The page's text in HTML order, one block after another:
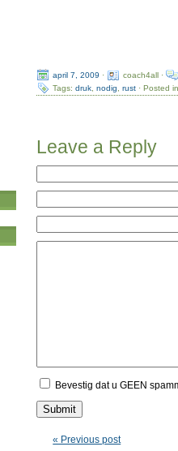
april 7, 2009 · coach4all ·
Tags:druk ,nodig ,rust · Posted
Leave a Reply
Bevestig dat u GEEN
« Previous post